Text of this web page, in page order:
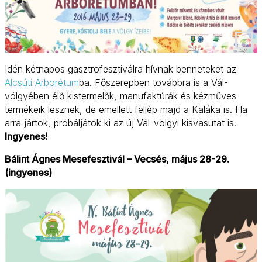
Idén kétnapos gasztrofesztiválra hívnak benneteket az
Alcsúti Arborétumba. Főszerepben továbbra is a Vál-
völgyében élő kistermelők, manufaktúrák és kézműves
termékeik lesznek, de emellett fellép majd a Kaláka is. Ha
arra jártok, próbáljátok ki az új Vál-völgyi kisvasutat is.
Ingyenes!
Bálint Ágnes Mesefesztivál – Vecsés, május 28-29.
(ingyenes)